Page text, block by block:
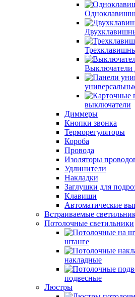
Выключатели
выключатели
Диммеры
Кнопки звонка
Терморегуляторы
Короба
Провода
Изоляторы
Удлинители
Накладки
Заглушки для
Клавиши
Автоматические
Встраиваемые
Потолочные светильники
штанге
накладные
подвесные
Люстры